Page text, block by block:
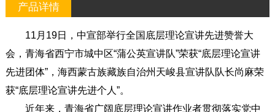
产品详情
11月19日，中宣部举行全国底层理论宣讲先进赞誉大
会，青海省西宁市城中区“蒲公英宣讲队”荣获“底层理论宣讲
先进团体”，海西蒙古族藏族自治州天峻县宣讲队队长尚麻荣
获“底层理论宣讲先进个人”。
近年来，青海省广阔底层理论宣讲作业者贯彻落实党中